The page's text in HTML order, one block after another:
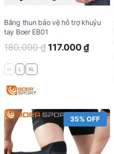
Băng thun bảo vệ hỗ trợ khuỷu
tay Boer EB01
180.000₫ Original
117.000₫
M L XL
35% OFF